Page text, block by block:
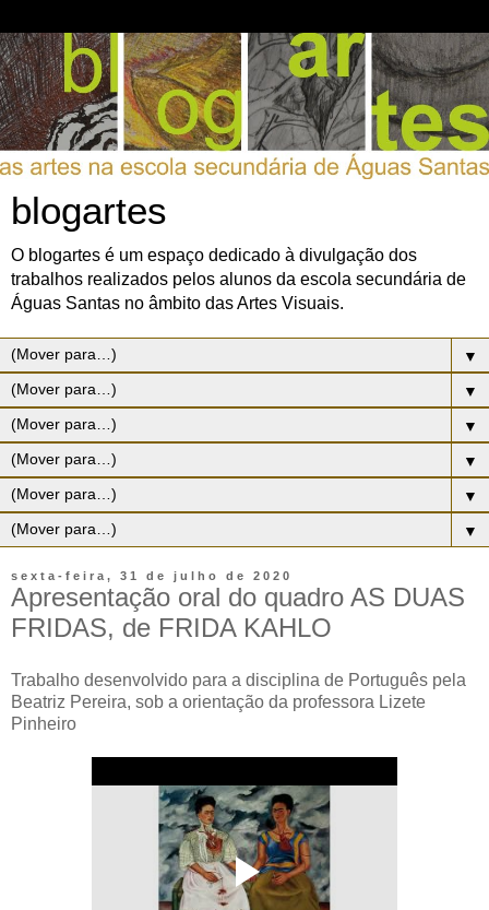
blogartes
O blogartes é um espaço dedicado à divulgação dos
trabalhos realizados pelos alunos da escola secundária de
Águas Santas no âmbito das Artes Visuais.
▼
▼
▼
▼
▼
▼
sexta-feira, 31 de julho de 2020
Apresentação oral do quadro AS DUAS
FRIDAS, de FRIDA KAHLO
Trabalho desenvolvido para a disciplina de Português pela
Beatriz Pereira, sob a orientação da professora Lizete
Pinheiro